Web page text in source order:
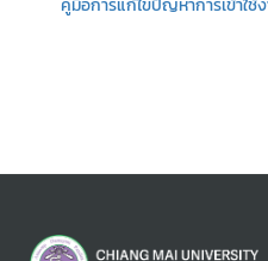
คู่มือการแก้ไขปัญหาการเข้าใ